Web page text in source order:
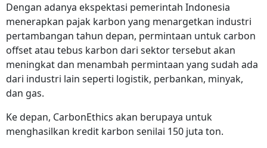
Dengan adanya ekspektasi pemerintah Indonesia
menerapkan pajak karbon yang menargetkan industri
pertambangan tahun depan, permintaan untuk carbon
offset atau tebus karbon dari sektor tersebut akan
meningkat dan menambah permintaan yang sudah ada
dari industri lain seperti logistik, perbankan, minyak,
dan gas.
Ke depan, CarbonEthics akan berupaya untuk
menghasilkan kredit karbon senilai 150 juta ton.